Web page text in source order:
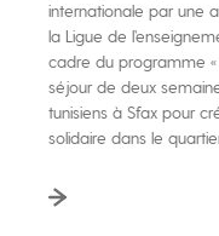
internationale par une
la Ligue de
cadre du programme «
séjour de deux
tunisiens à Sfax pour
solidaire dans le